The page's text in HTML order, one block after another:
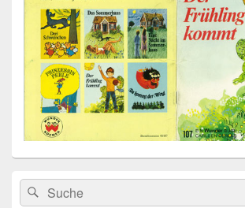
Primärer
Seitenleisten
Search
for:
Suche